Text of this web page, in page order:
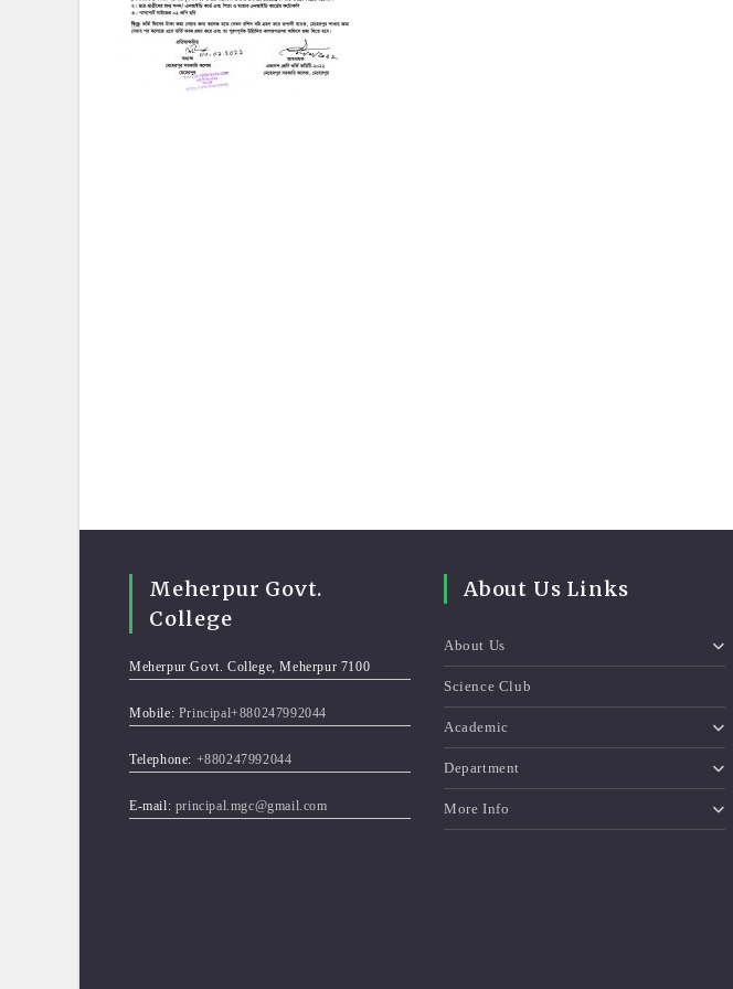
Meherpur Govt.
College
Meherpur Govt. College, Meherpur 7100
Mobile: Principal+880247992044
Telephone: +880247992044
E-mail: principal.mgc@gmail.com
About Us Links
About Us
Science Club
Academic
Department
More Info